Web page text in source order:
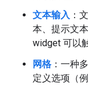
文本输入 ：
本、提示文
widget 可以
网格：一种
定义选项（